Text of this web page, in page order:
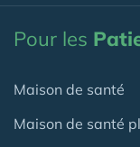
Pour les
Maison de santé
Maison de santé